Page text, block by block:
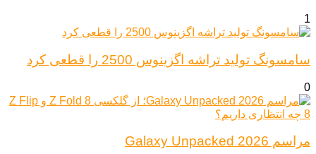
1
سامسونگ تولید تراشه اگزینوس 2500 را قطعی کرد
0
مراسم Galaxy Unpacked 2026